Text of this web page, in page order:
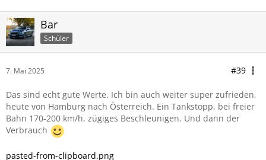
Bar
Schüler
7. Mai 2025 #39
Das sind echt gute Werte. Ich bin auch weiter super zufrieden,
heute von Hamburg nach Österreich. Ein Tankstopp, bei freier
Bahn 170-200 km/h, zügiges Beschleunigen. Und dann der
Verbrauch
pasted-from-clipboard.png